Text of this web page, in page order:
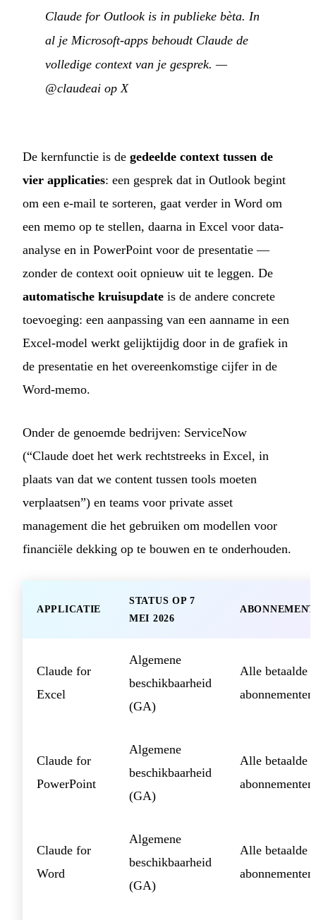
Claude for Outlook is in publieke bèta. In
al je Microsoft-apps behoudt Claude de
volledige context van je gesprek. —
@claudeai op X
De kernfunctie is de gedeelde context tussen de
vier applicaties: een gesprek dat in Outlook begint
om een e-mail te sorteren, gaat verder in Word om
een memo op te stellen, daarna in Excel voor data-
analyse en in PowerPoint voor de presentatie —
zonder de context ooit opnieuw uit te leggen. De
automatische kruisupdate is de andere concrete
toevoeging: een aanpassing van een aanname in een
Excel-model werkt gelijktijdig door in de grafiek in
de presentatie en het overeenkomstige cijfer in de
Word-memo.
Onder de genoemde bedrijven: ServiceNow
(“Claude doet het werk rechtstreeks in Excel, in
plaats van dat we content tussen tools moeten
verplaatsen”) en teams voor private asset
management die het gebruiken om modellen voor
financiële dekking op te bouwen en te onderhouden.
APPLICATIE
STATUS OP 7
MEI 2026
Claude for
Excel
Algemene
beschikbaarheid
(GA)
Alle betaalde
abonnementen
Claude for
PowerPoint
Algemene
beschikbaarheid
(GA)
Alle betaalde
abonnementen
Claude for
Word
Algemene
beschikbaarheid
(GA)
Alle betaalde
abonnementen